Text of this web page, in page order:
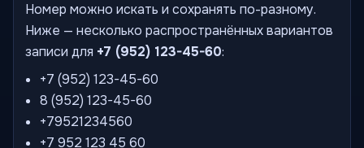
Номер можно искать и сохранять по-разному.
Ниже — несколько распространённых вариантов
записи для +7 (952) 123-45-60:
+7 (952) 123-45-60
8 (952) 123-45-60
+79521234560
+7 952 123 45 60